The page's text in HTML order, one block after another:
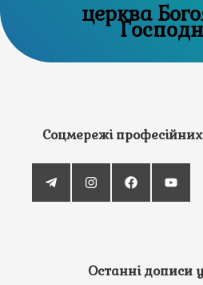
церква
Соцмережі
Останні дописи